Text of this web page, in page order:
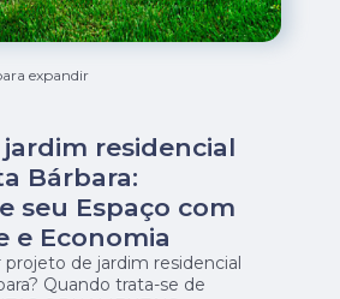
expandir
residencial
Bárbara:
seu Espaço com
e Economia
projeto de jardim residencial
Quando trata-se de